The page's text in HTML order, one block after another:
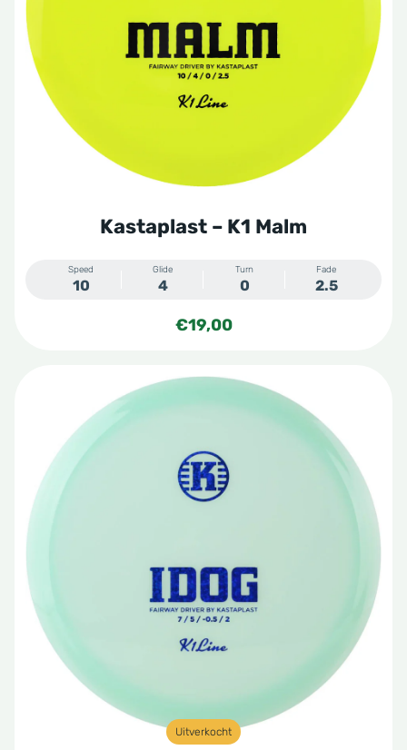
Kastaplast – K1 Malm
Speed
10
Glide
4
Turn
0
Fade
2.5
€19,00
Uitverkocht